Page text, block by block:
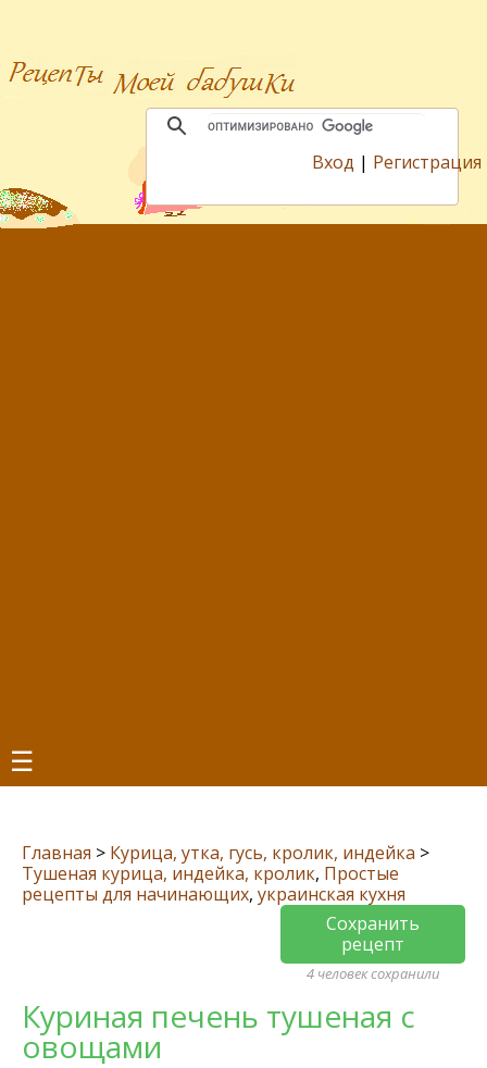
Вход | Регистрация
☰
Главная > Курица, утка, гусь, кролик, индейка >
Тушеная курица, индейка, кролик, Простые
рецепты для начинающих, украинская кухня
Сохранить
рецепт
4 человек сохранили
Куриная печень тушеная с
овощами